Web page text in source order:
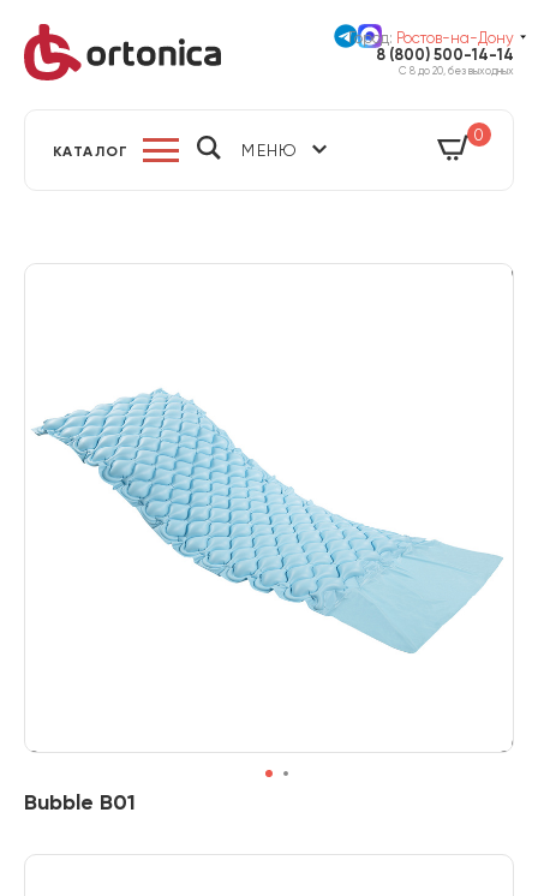
Город: Ростов-на-Дону
8 (800) 500-14-14
С 8 до 20, без выходных
КАТАЛОГ МЕНЮ
0
Bubble B01